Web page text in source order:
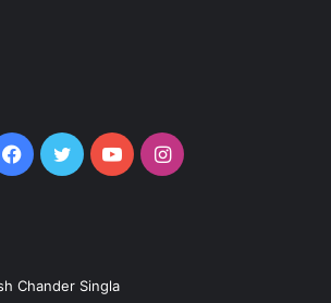
Facebook
TwitterYouTubeInstagram
Chander Singla